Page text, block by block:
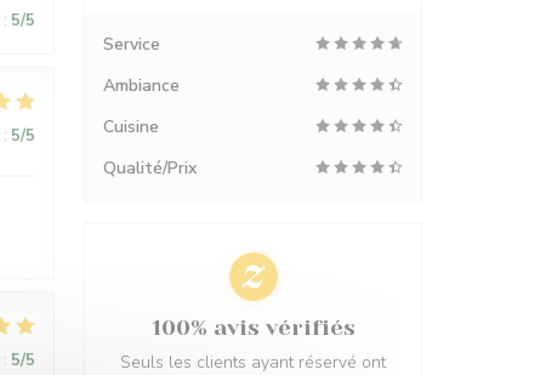
: 5/5
: 5/5
: 5/5
Service
Ambiance
Cuisine
Qualité/Prix
100% avis vérifiés
Seuls les clients ayant réservé ont